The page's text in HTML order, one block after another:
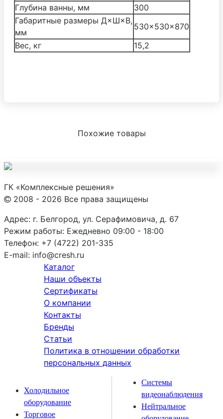
Глубина ванны, мм
300
Габаритные размеры Д×Ш×В,
мм
530×530×870
Вес, кг
15,2
Похожие товары
ГК «Комплексные решения»
2008 - 2026 Все права защищены
Адрес: г. Белгород, ул. Серафимовича, д. 67
Режим работы: Ежедневно 09:00 - 18:00
Телефон: +7 (4722) 201-335
E-mail: info@cresh.ru
Каталог
Наши объекты
Сертификаты
О компании
Контакты
Бренды
Статьи
Политика в отношении обработки
персональных данных
Холодильное
оборудование
Торговое
Системы
видеонаблюдения
Нейтральное